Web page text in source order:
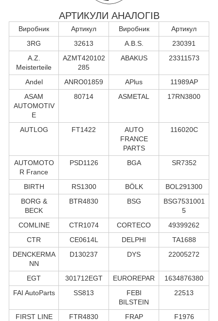
АРТИКУЛИ АНАЛОГІВ
Виробник Артикул Виробник
Артикул
3RG
32613 A.B.S.
230391
A.Z.
Meisterteile
AZMT420102
285
ABAKUS 23311573
Andel ANRO01859 APlus
11989AP
ASAM
AUTOMOTIV
E
80714 ASMETAL 17RN3800
AUTLOG FT1422
AUTO
FRANCE
PARTS
116020C
AUTOMOTO
R France
PSD1126 BGA SR7352
BIRTH RS1300 BÖLK
BOL291300
BORG &
BECK
BTR4830 BSG
BSG7531001
5
COMLINE
CTR1074 CORTECO
49399262
CTR
CE0614L DELPHI
TA1688
DENCKERMA
NN
D130237 DYS 22005272
EGT 301712EGT EUROREPAR
1634876380
FAI AutoParts
SS813
FEBI
BILSTEIN
22513
FIRST LINE FTR4830 FRAP
F1976